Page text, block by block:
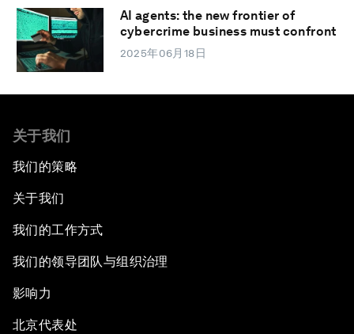
AI agents: the new frontier of
cybercrime business must confront
2025年06月18日
关于我们
我们的策略
关于我们
我们的工作方式
我们的领导团队与组织治理
影响力
北京代表处